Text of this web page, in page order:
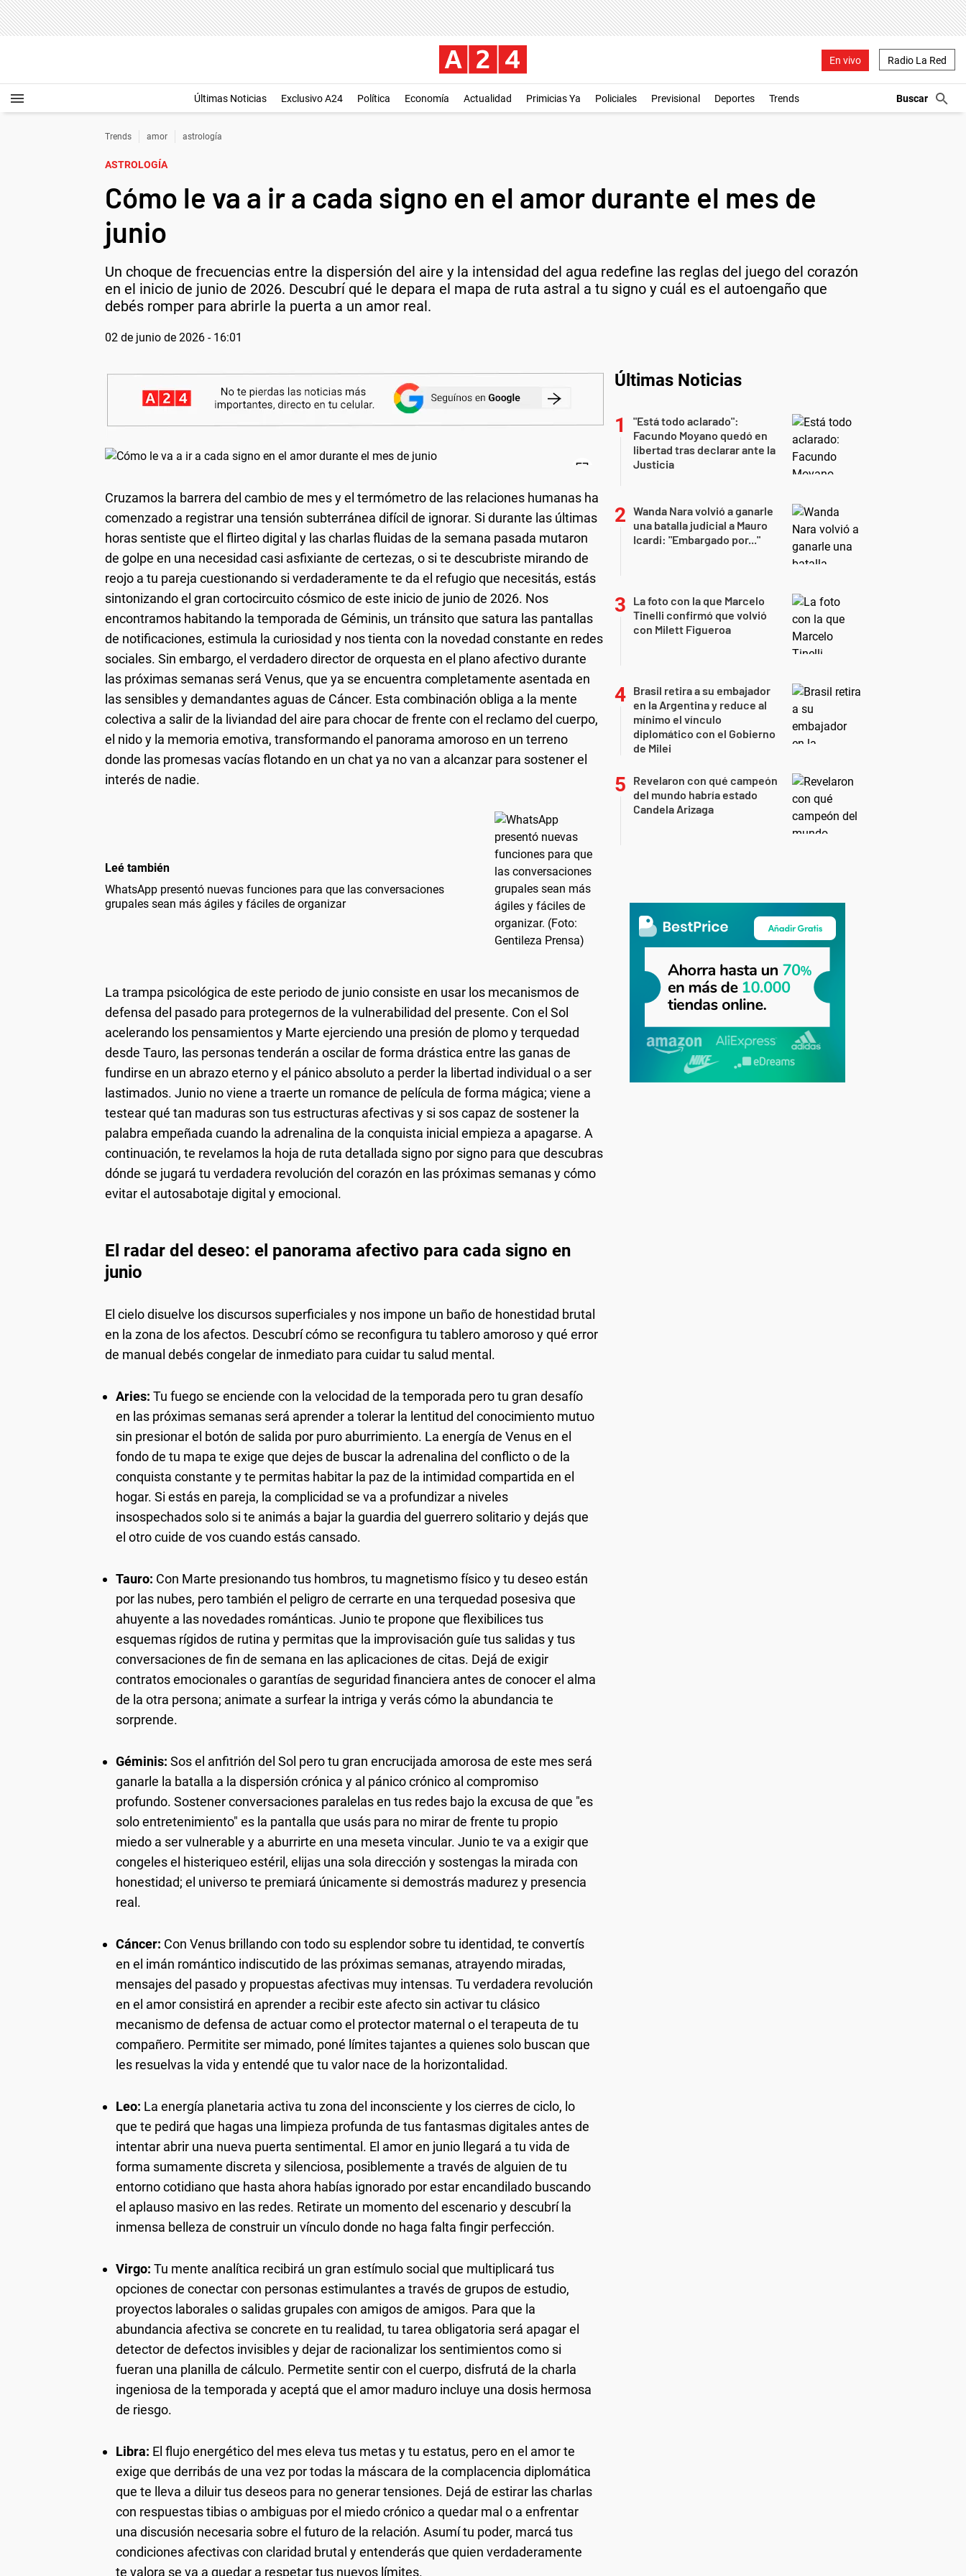
En vivo Radio La Red
Últimas Noticias Exclusivo A24 Política Economía Actualidad Primicias Ya Policiales Previsional Deportes Trends
Trends amor astrología
ASTROLOGÍA
Cómo le va a ir a cada signo en el amor durante el mes de
junio
Un choque de frecuencias entre la dispersión del aire y la intensidad del agua redefine las reglas del juego del corazón
en el inicio de junio de 2026. Descubrí qué le depara el mapa de ruta astral a tu signo y cuál es el autoengaño que
debés romper para abrirle la puerta a un amor real.
02 de junio de 2026 - 16:01
Cruzamos la barrera del cambio de mes y el termómetro de las relaciones humanas ha
comenzado a registrar una tensión subterránea difícil de ignorar. Si durante las últimas
horas sentiste que el flirteo digital y las charlas fluidas de la semana pasada mutaron
de golpe en una necesidad casi asfixiante de certezas, o si te descubriste mirando de
reojo a tu pareja cuestionando si verdaderamente te da el refugio que necesitás, estás
sintonizando el gran cortocircuito cósmico de este inicio de junio de 2026. Nos
encontramos habitando la temporada de Géminis, un tránsito que satura las pantallas
de notificaciones, estimula la curiosidad y nos tienta con la novedad constante en redes
sociales. Sin embargo, el verdadero director de orquesta en el plano afectivo durante
las próximas semanas será Venus, que ya se encuentra completamente asentada en
las sensibles y demandantes aguas de Cáncer. Esta combinación obliga a la mente
colectiva a salir de la liviandad del aire para chocar de frente con el reclamo del cuerpo,
el nido y la memoria emotiva, transformando el panorama amoroso en un terreno
donde las promesas vacías flotando en un chat ya no van a alcanzar para sostener el
interés de nadie.
Leé también
WhatsApp presentó nuevas funciones para que las conversaciones
grupales sean más ágiles y fáciles de organizar
La trampa psicológica de este periodo de junio consiste en usar los mecanismos de
defensa del pasado para protegernos de la vulnerabilidad del presente. Con el Sol
acelerando los pensamientos y Marte ejerciendo una presión de plomo y terquedad
desde Tauro, las personas tenderán a oscilar de forma drástica entre las ganas de
fundirse en un abrazo eterno y el pánico absoluto a perder la libertad individual o a ser
lastimados. Junio no viene a traerte un romance de película de forma mágica; viene a
testear qué tan maduras son tus estructuras afectivas y si sos capaz de sostener la
palabra empeñada cuando la adrenalina de la conquista inicial empieza a apagarse. A
continuación, te revelamos la hoja de ruta detallada signo por signo para que descubras
dónde se jugará tu verdadera revolución del corazón en las próximas semanas y cómo
evitar el autosabotaje digital y emocional.
El radar del deseo: el panorama afectivo para cada signo en
junio
El cielo disuelve los discursos superficiales y nos impone un baño de honestidad brutal
en la zona de los afectos. Descubrí cómo se reconfigura tu tablero amoroso y qué error
de manual debés congelar de inmediato para cuidar tu salud mental.
Aries: Tu fuego se enciende con la velocidad de la temporada pero tu gran desafío
en las próximas semanas será aprender a tolerar la lentitud del conocimiento mutuo
sin presionar el botón de salida por puro aburrimiento. La energía de Venus en el
fondo de tu mapa te exige que dejes de buscar la adrenalina del conflicto o de la
conquista constante y te permitas habitar la paz de la intimidad compartida en el
hogar. Si estás en pareja, la complicidad se va a profundizar a niveles
insospechados solo si te animás a bajar la guardia del guerrero solitario y dejás que
el otro cuide de vos cuando estás cansado.
Tauro: Con Marte presionando tus hombros, tu magnetismo físico y tu deseo están
por las nubes, pero también el peligro de cerrarte en una terquedad posesiva que
ahuyente a las novedades románticas. Junio te propone que flexibilices tus
esquemas rígidos de rutina y permitas que la improvisación guíe tus salidas y tus
conversaciones de fin de semana en las aplicaciones de citas. Dejá de exigir
contratos emocionales o garantías de seguridad financiera antes de conocer el alma
de la otra persona; animate a surfear la intriga y verás cómo la abundancia te
sorprende.
Géminis: Sos el anfitrión del Sol pero tu gran encrucijada amorosa de este mes será
ganarle la batalla a la dispersión crónica y al pánico crónico al compromiso
profundo. Sostener conversaciones paralelas en tus redes bajo la excusa de que "es
solo entretenimiento" es la pantalla que usás para no mirar de frente tu propio
miedo a ser vulnerable y a aburrirte en una meseta vincular. Junio te va a exigir que
congeles el histeriqueo estéril, elijas una sola dirección y sostengas la mirada con
honestidad; el universo te premiará únicamente si demostrás madurez y presencia
real.
Cáncer: Con Venus brillando con todo su esplendor sobre tu identidad, te convertís
en el imán romántico indiscutido de las próximas semanas, atrayendo miradas,
mensajes del pasado y propuestas afectivas muy intensas. Tu verdadera revolución
en el amor consistirá en aprender a recibir este afecto sin activar tu clásico
mecanismo de defensa de actuar como el protector maternal o el terapeuta de tu
compañero. Permitite ser mimado, poné límites tajantes a quienes solo buscan que
les resuelvas la vida y entendé que tu valor nace de la horizontalidad.
Leo: La energía planetaria activa tu zona del inconsciente y los cierres de ciclo, lo
que te pedirá que hagas una limpieza profunda de tus fantasmas digitales antes de
intentar abrir una nueva puerta sentimental. El amor en junio llegará a tu vida de
forma sumamente discreta y silenciosa, posiblemente a través de alguien de tu
entorno cotidiano que hasta ahora habías ignorado por estar encandilado buscando
el aplauso masivo en las redes. Retirate un momento del escenario y descubrí la
inmensa belleza de construir un vínculo donde no haga falta fingir perfección.
Virgo: Tu mente analítica recibirá un gran estímulo social que multiplicará tus
opciones de conectar con personas estimulantes a través de grupos de estudio,
proyectos laborales o salidas grupales con amigos de amigos. Para que la
abundancia afectiva se concrete en tu realidad, tu tarea obligatoria será apagar el
detector de defectos invisibles y dejar de racionalizar los sentimientos como si
fueran una planilla de cálculo. Permetite sentir con el cuerpo, disfrutá de la charla
ingeniosa de la temporada y aceptá que el amor maduro incluye una dosis hermosa
de riesgo.
Libra: El flujo energético del mes eleva tus metas y tu estatus, pero en el amor te
exige que derribás de una vez por todas la máscara de la complacencia diplomática
que te lleva a diluir tus deseos para no generar tensiones. Dejá de estirar las charlas
con respuestas tibias o ambiguas por el miedo crónico a quedar mal o a enfrentar
una discusión necesaria sobre el futuro de la relación. Asumí tu poder, marcá tus
condiciones afectivas con claridad brutal y entenderás que quien verdaderamente
te valora se va a quedar a respetar tus nuevos límites.
Últimas Noticias
"Está todo aclarado":
Facundo Moyano quedó en
libertad tras declarar ante la
Justicia
Wanda Nara volvió a ganarle
una batalla judicial a Mauro
Icardi: "Embargado por..."
La foto con la que Marcelo
Tinelli confirmó que volvió
con Milett Figueroa
Brasil retira a su embajador
en la Argentina y reduce al
mínimo el vínculo
diplomático con el Gobierno
de Milei
Revelaron con qué campeón
del mundo habría estado
Candela Arizaga